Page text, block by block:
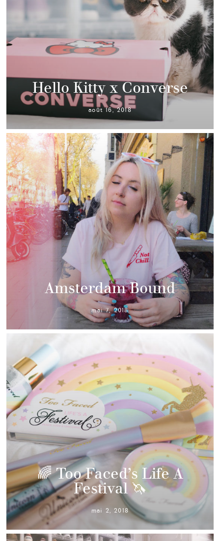
Hello Kitty x Converse
août 16, 2018
Amsterdam Bound
mai 7, 2018
🌈 Too Faced’s Life A
Festival 🦄
mai 2, 2018